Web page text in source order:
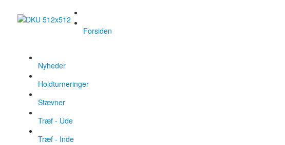
Forsiden
Nyheder
Holdturneringer
Stævner
Træf - Ude
Træf - Inde